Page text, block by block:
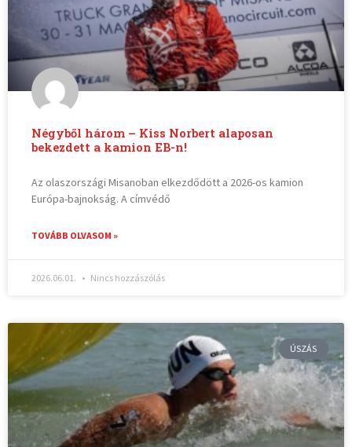
Négyből három – Kiss Norbert alaposan
bekezdett a kamion EB-n!
Az olaszországi Misanoban elkezdődött a 2026-os kamion
Európa-bajnokság. A címvédő
TOVÁBB OLVASOM »
2026.06.01. Nincs hozzászólás
ÚSZÁS